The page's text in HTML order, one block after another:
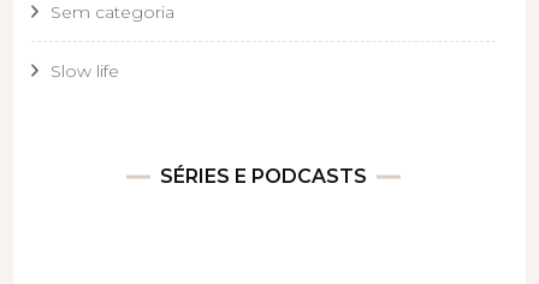
Sem categoria
Slow life
SÉRIES E PODCASTS